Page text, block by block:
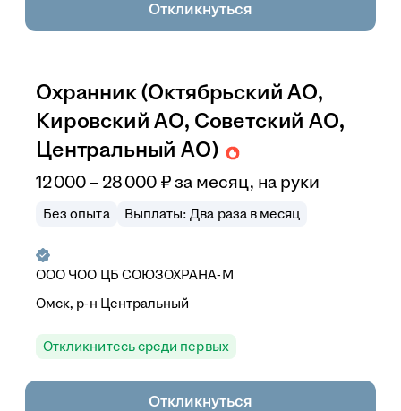
Откликнуться
Охранник (Октябрьский АО,
Кировский АО, Советский АО,
Центральный АО)
12 000– 28 000 ₽ за месяц, на руки
Без опыта Выплаты: Два раза в месяц
ООО ЧОО ЦБ СОЮЗОХРАНА-М
Омск, р-н Центральный
Откликнитесь среди первых
Откликнуться